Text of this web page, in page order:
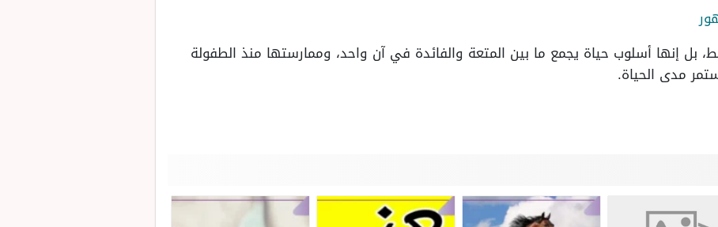
بل إنها أسلوب حياة يجمع ما بين المتعة والفائدة في آن واحد، وممارستها منذ الطفولة
مدى الحياة.